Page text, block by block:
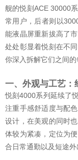
舰的悦刻ACE 30000
常用户，后者则以
能液晶屏重新拔高了
处处彰显着悦刻在不
你深入拆解它们之间的
一、外观与工艺：
悦刻4000系列延续了
注重手感舒适度与配
设计，在美观的同时
体较为紧凑，定位为
合日常通勤以及短途外